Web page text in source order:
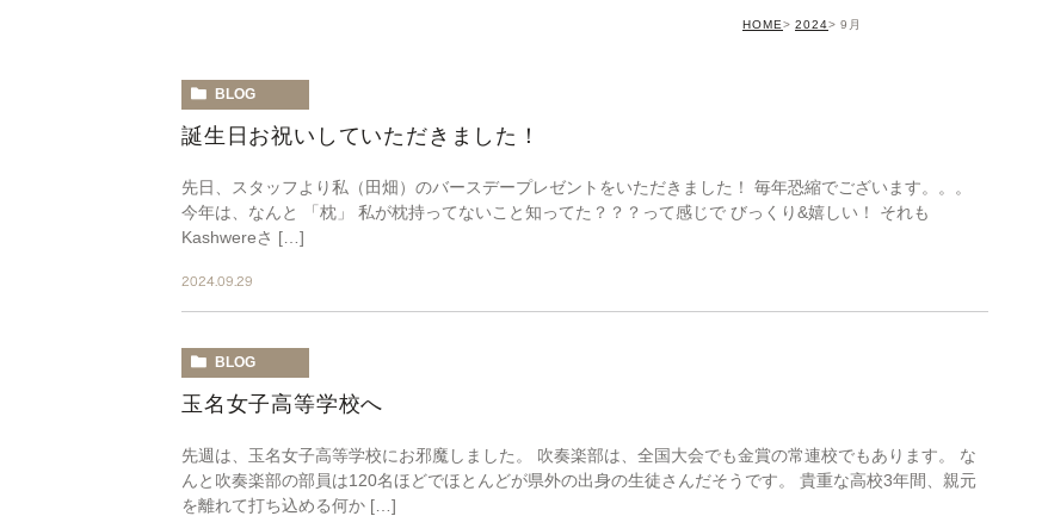
HOME 2024 9月
BLOG
誕生日お祝いしていただきました！
先日、スタッフより私（田畑）のバースデープレゼントをいただきました！ 毎年恐縮でございます。。。
今年は、なんと 「枕」 私が枕持ってないこと知ってた？？？って感じで びっくり&嬉しい！ それも
Kashwereさ […]
2024.09.29
BLOG
玉名女子高等学校へ
先週は、玉名女子高等学校にお邪魔しました。 吹奏楽部は、全国大会でも金賞の常連校でもあります。 な
んと吹奏楽部の部員は120名ほどでほとんどが県外の出身の生徒さんだそうです。 貴重な高校3年間、親元
を離れて打ち込める何か […]